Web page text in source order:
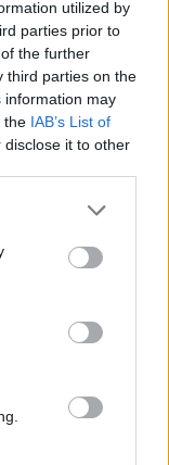
utilized by
parties prior to
the further
third parties on the
information may
the IAB’s List of
it to other
or more Google
You may click to
party tags to
in below Google
nella
o